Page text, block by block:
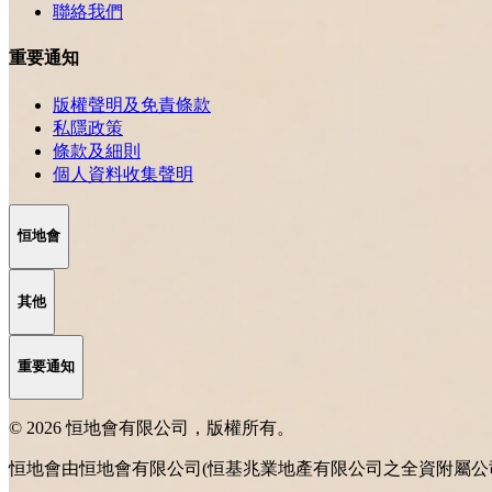
聯絡我們
重要通知
版權聲明及免責條款
私隱政策
條款及細則
個人資料收集聲明
恒地會
其他
重要通知
© 2026 恒地會有限公司，版權所有。
恒地會由恒地會有限公司(恒基兆業地產有限公司之全資附屬